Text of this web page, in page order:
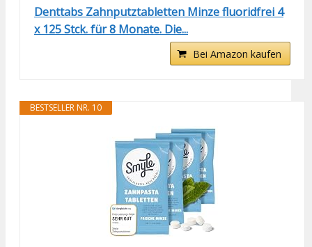
Denttabs Zahnputztabletten Minze fluoridfrei 4
x 125 Stck. für 8 Monate. Die...
Bei Amazon kaufen
BESTSELLER NR. 10